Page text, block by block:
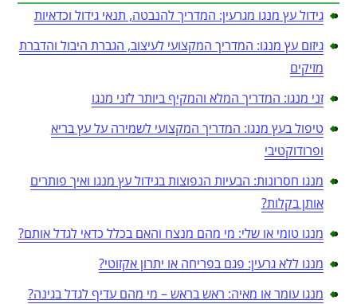
גידול עץ מנגו מגרעין: המדריך להנבטה, תנאי גידול וכדאיות
גיזום עץ מנגו: המדריך המקצועי לעיצוב, הגברת היבול והדברת
מזיקים
זני מנגו: המדריך המלא והמקיף ביותר לזני מנגו
טיפול בעץ מנגו: המדריך המקצועי לשמירה על עץ בריא
ופרודוקטיבי
מנגו חסרונות: הבעיות הנפוצות בגידול עץ מנגו ואיך פותרים
אותן בקלות?
מנגו טומי או שלי: מי מהם מנצח והאם בכלל כדאי לגדל אותם?
מנגו ללא גרעין: פגם בפריחה או יתרון אקזוטי?
מנגו עומר או מאיה: ראש בראש – מי מהם עדיף לגדל בגינה?